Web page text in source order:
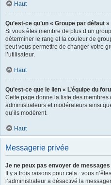
Haut
Qu’est-ce qu’un « Groupe par défaut »
Si vous êtes membre de plus d’un
déterminer le rang et la couleur de
peut vous permettre de changer votre
l’utilisateur.
Haut
Qu’est-ce que le lien « L’équipe du
Cette page donne la liste des membres
administrateurs et modérateurs ainsi
qu’ils modèrent.
Haut
Messagerie privée
Je ne peux pas envoyer de
Il y a trois raisons pour cela : vous
l’administrateur a désactivé la